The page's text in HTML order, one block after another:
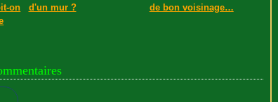
on
d'un mur ?
de bon voisinage…